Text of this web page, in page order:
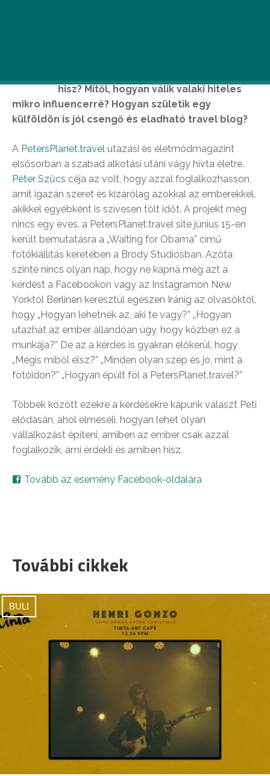
L
hisz? Mitől, hogyan válik valaki hiteles
mikro influencerré? Hogyan születik egy
külföldön is jól csengő és eladható travel blog?
A PetersPlanet.travel utazási és életmódmagazint
elsősorban a szabad alkotási utáni vágy hívta életre.
Péter Szűcs céja az volt, hogy azzal foglalkozhasson,
amit igazán szeret és kizárólag azokkal az emberekkel,
akikkel egyébként is szívesen tölt időt. A projekt még
nincs egy éves, a PetersPlanet.travel site június 15-én
került bemutatásra a „Waiting for Obama” című
fotókiállítás keretében a Brody Studiosban. Azóta
szinte nincs olyan nap, hogy ne kapná meg azt a
kérdést a Facebookon vagy az Instagramon New
Yorktól Berlinen keresztül egészen Iránig az olvasóktól,
hogy „Hogyan lehetnék az, aki te vagy?” „Hogyan
utazhat az ember állandóan úgy, hogy közben ez a
munkája?” De az a kérdés is gyakran előkerül, hogy
„Mégis miből élsz?” „Minden olyan szép és jó, mint a
fotóidon?” „Hogyan épült föl a PetersPlanet.travel?”
Többek között ezekre a kérdésekre kapunk választ Peti
elődásán, ahol elmeséli, hogyan lehet olyan
vállalkozást építeni, amiben az ember csak azzal
foglalkozik, ami érdekli és amiben hisz.
Tovább az esemény Facebook-oldalára
További cikkek
BULI